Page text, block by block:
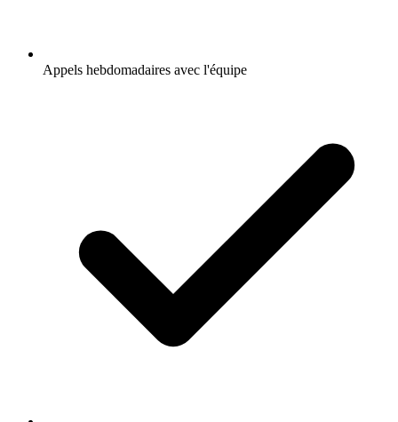
Appels hebdomadaires avec l'équipe